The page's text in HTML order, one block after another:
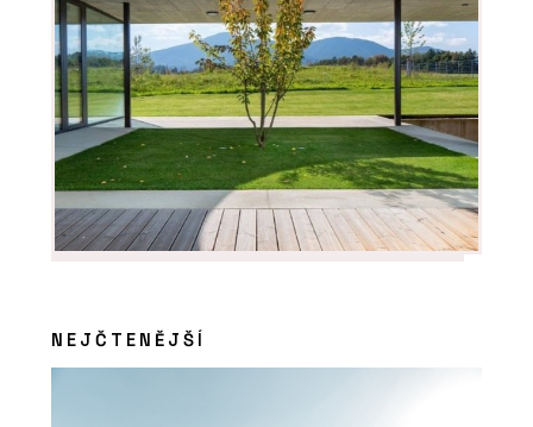
PRODUKTY
Akustické podhledy Rigiton - Rigips
NEJČTENĚJŠÍ